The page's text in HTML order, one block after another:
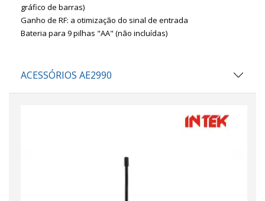
gráfico de barras)
Ganho de RF: a otimização do sinal de entrada
Bateria para 9 pilhas "AA" (não incluídas)
ACESSÓRIOS AE2990